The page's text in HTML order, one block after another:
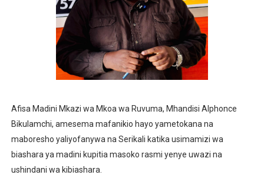
Afisa Madini Mkazi wa Mkoa wa Ruvuma, Mhandisi Alphonce
Bikulamchi, amesema mafanikio hayo yametokana na
maboresho yaliyofanywa na Serikali katika usimamizi wa
biashara ya madini kupitia masoko rasmi yenye uwazi na
ushindani wa kibiashara.